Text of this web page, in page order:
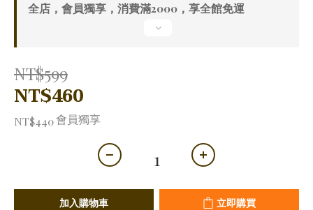
全店，會員獨享，消費滿2000，享全館免運
NT$599
NT$460
NT$440會員獨享
加入購物車 立即購買